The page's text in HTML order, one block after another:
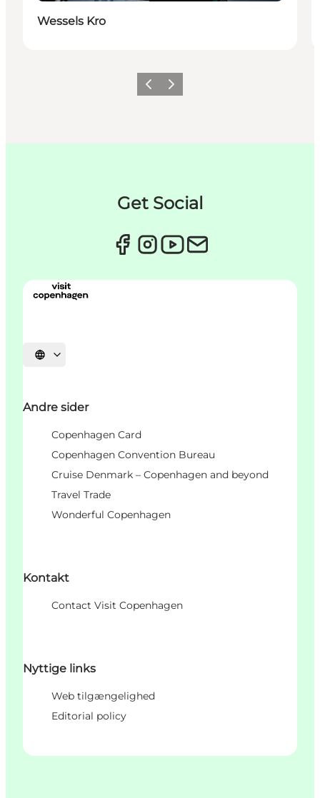
Wessels Kro
ForrigeNæste
Get Social
Vælg sprog
Andre sider
Copenhagen Card
Copenhagen Convention Bureau
Cruise Denmark – Copenhagen and beyond
Travel Trade
Wonderful Copenhagen
Kontakt
Contact Visit Copenhagen
Nyttige links
Web tilgængelighed
Editorial policy